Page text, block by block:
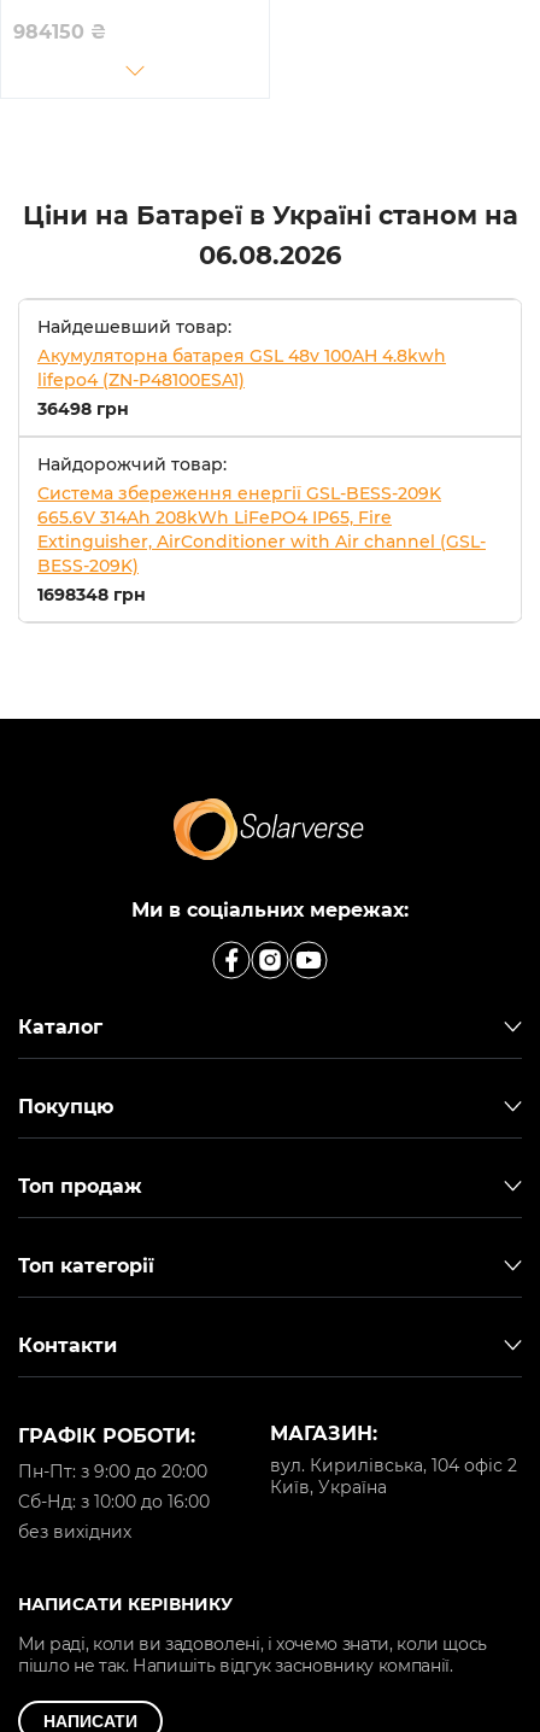
984150 ₴
Ціни на Батареї в Україні станом на
06.08.2026
Найдешевший товар:
Акумуляторна батарея GSL 48v 100AH 4.8kwh
lifepo4 (ZN-P48100ESA1)
36498 грн
Найдорожчий товар:
Система збереження енергії GSL-BESS-209K
665.6V 314Ah 208kWh LiFePO4 IP65, Fire
Extinguisher, AirConditioner with Air channel (GSL-
BESS-209K)
1698348 грн
Ми в соціальних мережах:
Каталог
Покупцю
Топ продаж
Топ категорії
Контакти
МАГАЗИН:
вул. Кирилівська, 104 офіс 2
Київ, Україна
ГРАФІК РОБОТИ:
Пн-Пт: з 9:00 до 20:00
Cб-Нд: з 10:00 до 16:00
без вихідних
НАПИСАТИ КЕРІВНИКУ
Ми раді, коли ви задоволені, і хочемо знати, коли щось
пішло не так. Напишіть відгук засновнику компанії.
НАПИСАТИ